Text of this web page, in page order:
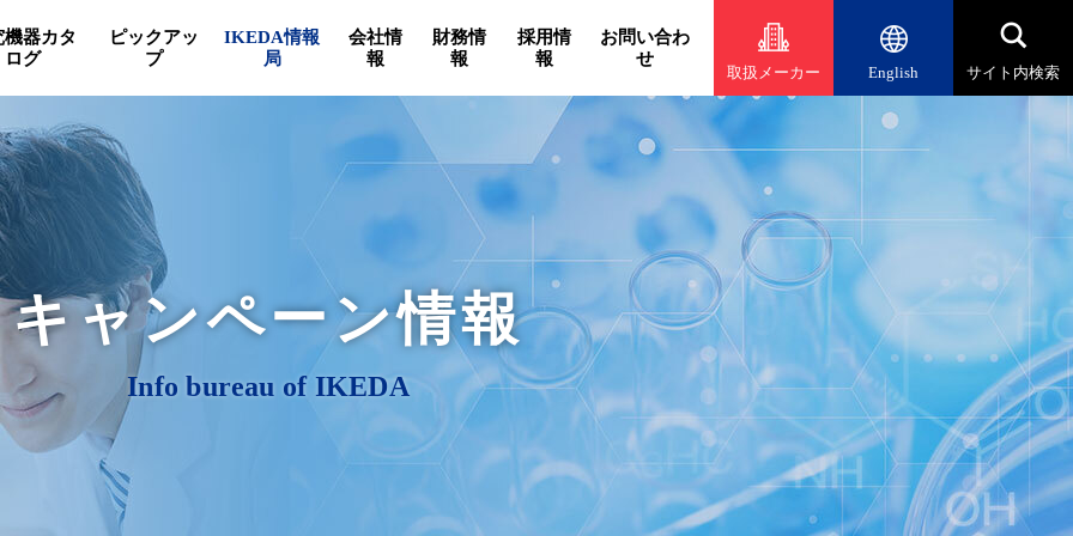
機器カタ
ログ
ピックアッ
プ
IKEDA情報
局
会社情
報
財務情
報
採用情
報
お問い合わ
せ
取扱メーカー English サイト内検索
キャンペーン情報